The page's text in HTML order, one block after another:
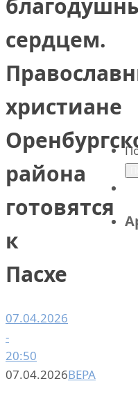
сердцем.
христиане
района
готовятся
к
Пасхе
07.04.2026
-
20:50
07.04.2026ВЕРА